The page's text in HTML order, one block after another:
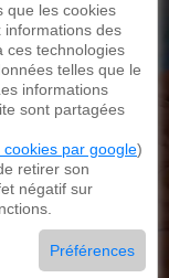
légales
que les cookies
informations des
ces technologies
telles que le
informations
sont partagées
par google)
retirer son
négatif sur
Préférences